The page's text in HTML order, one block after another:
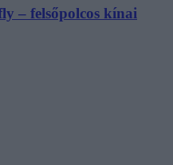
– felsőpolcos kínai